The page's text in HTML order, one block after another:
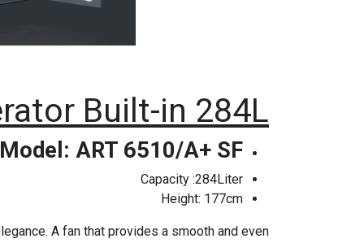
Built-in 284L
Model: ART 6510/A+ SF
Capacity :284Liter
Height: 177cm
A fan that provides a smooth and even